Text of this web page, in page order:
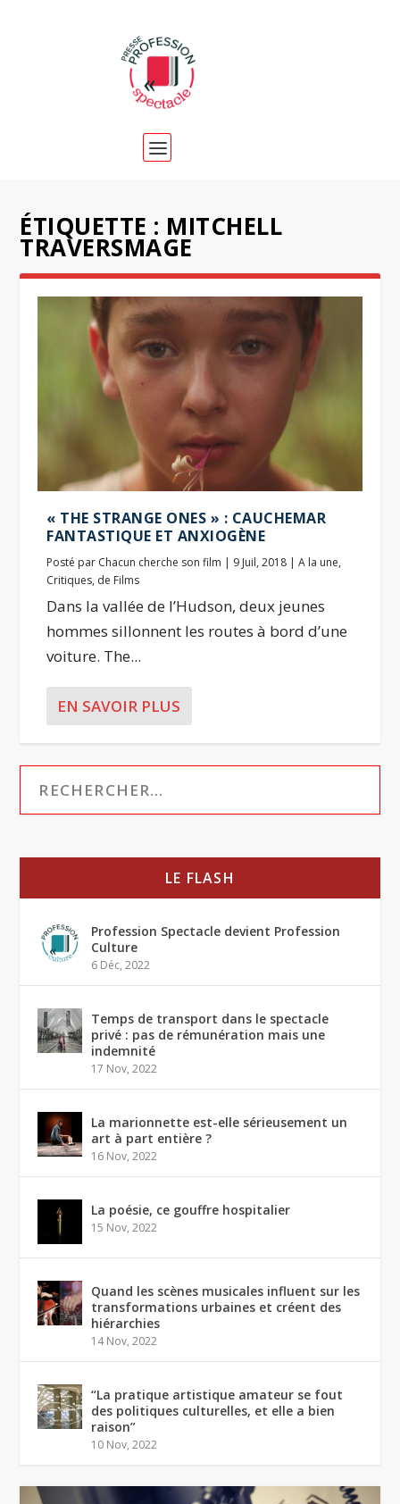
ÉTIQUETTE : MITCHELL
TRAVERSMAGE
« THE STRANGE ONES » : CAUCHEMAR
FANTASTIQUE ET ANXIOGÈNE
Posté par Chacun cherche son film | 9 Juil, 2018 |A la une,
Critiques, de Films
Dans la vallée de l’Hudson, deux jeunes
hommes sillonnent les routes à bord d’une
voiture. The...
EN SAVOIR PLUS
LE FLASH
Profession Spectacle devient Profession
Culture
6 Déc, 2022
Temps de transport dans le spectacle
privé : pas de rémunération mais une
indemnité
17 Nov, 2022
La marionnette est-elle sérieusement un
art à part entière ?
16 Nov, 2022
La poésie, ce gouffre hospitalier
15 Nov, 2022
Quand les scènes musicales influent sur les
transformations urbaines et créent des
hiérarchies
14 Nov, 2022
“La pratique artistique amateur se fout
des politiques culturelles, et elle a bien
raison”
10 Nov, 2022